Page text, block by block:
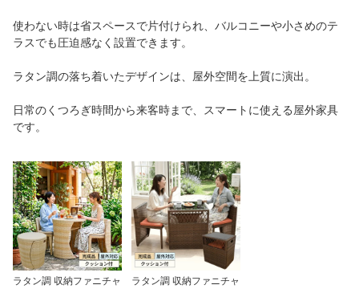
使わない時は省スペースで片付けられ、バルコニーや小さめのテ
ラスでも圧迫感なく設置できます。
ラタン調の落ち着いたデザインは、屋外空間を上質に演出。
日常のくつろぎ時間から来客時まで、スマートに使える屋外家具
です。
ラタン調 収納ファニチャ
ラタン調 収納ファニチャ